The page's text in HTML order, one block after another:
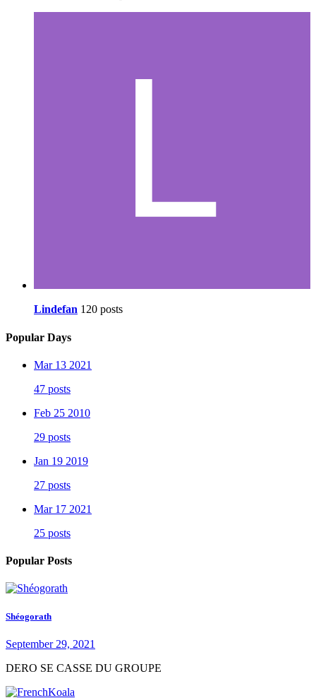
Lindefan 120 posts
Popular Days
Mar 13 2021
47 posts
Feb 25 2010
29 posts
Jan 19 2019
27 posts
Mar 17 2021
25 posts
Popular Posts
Shéogorath
September 29, 2021
DERO SE CASSE DU GROUPE